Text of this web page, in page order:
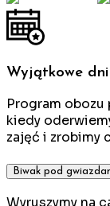
Wyjątkowe dni
Program
kiedy
zajęć i zrobimy
Biwak pod
Wyruszymy na